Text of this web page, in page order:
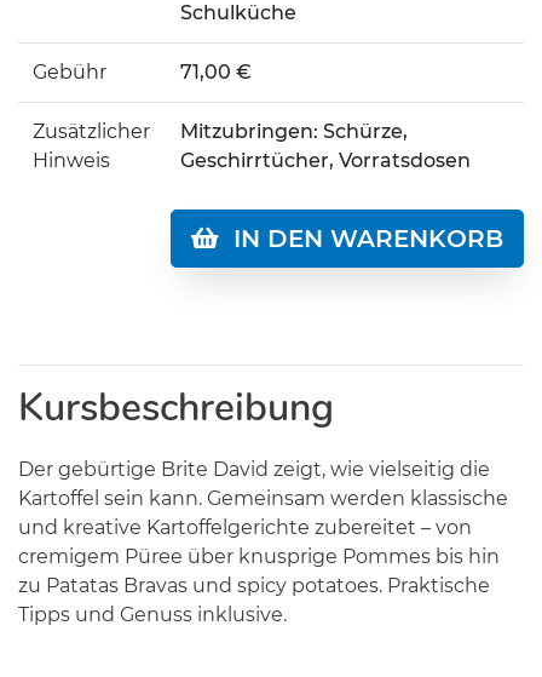
Schulküche
Gebühr 71,00 €
Zusätzlicher
Hinweis
Mitzubringen: Schürze,
Geschirrtücher, Vorratsdosen
IN DEN WARENKORB
Kursbeschreibung
Der gebürtige Brite David zeigt, wie vielseitig die
Kartoffel sein kann. Gemeinsam werden klassische
und kreative Kartoffelgerichte zubereitet – von
cremigem Püree über knusprige Pommes bis hin
zu Patatas Bravas und spicy potatoes. Praktische
Tipps und Genuss inklusive.